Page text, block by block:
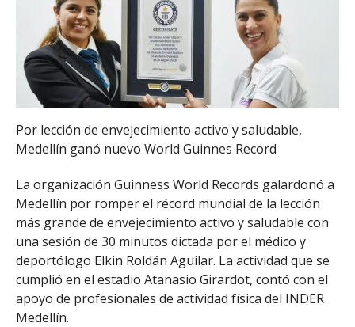
Por lección de envejecimiento activo y saludable,
Medellín ganó nuevo World Guinnes Record
La organización Guinness World Records galardonó a
Medellín por romper el récord mundial de la lección
más grande de envejecimiento activo y saludable con
una sesión de 30 minutos dictada por el médico y
deportólogo Elkin Roldán Aguilar. La actividad que se
cumplió en el estadio Atanasio Girardot, contó con el
apoyo de profesionales de actividad física del INDER
Medellín.